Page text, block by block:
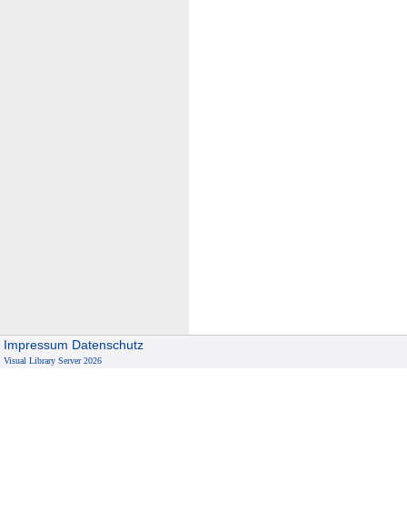
e
Impressum Datenschutz
Visual Library Server 2026